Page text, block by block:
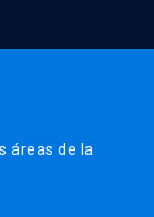
áreas de la